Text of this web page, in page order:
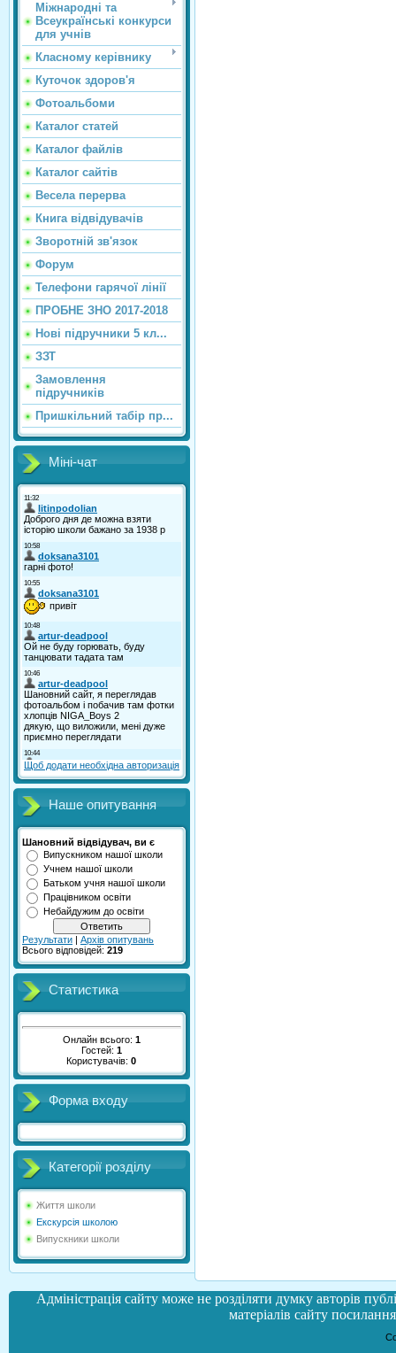
Міжнародні та
Всеукраїнські конкурси
для учнів
Класному керівнику
Куточок здоров'я
Фотоальбоми
Каталог статей
Каталог файлів
Каталог сайтiв
Весела перерва
Книга відвідувачів
Зворотній зв'язок
Форум
Телефони гарячої лінії
ПРОБНЕ ЗНО 2017-2018
Нові підручники 5 кл...
ЗЗТ
Замовлення
підручників
Пришкільний табір пр...
Міні-чат
Щоб додати необхідна авторизація
Наше опитування
Шановний відвідувач, ви є
Випускником нашої школи
Учнем нашої школи
Батьком учня нашої школи
Працівником освіти
Небайдужим до освіти
Результати | Архів опитувань
Всього відповідей: 219
Статистика
Онлайн всього: 1
Гостей: 1
Користувачів:0
Форма входу
Категорії розділу
Життя школи
Екскурсія школою
Випускники школи
Адміністрація сайту може не розділяти думку авторів
матеріалів сайту